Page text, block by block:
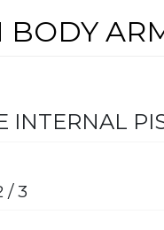
BODY
INTERNAL
/ 3